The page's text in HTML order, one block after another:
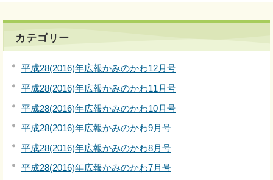
カテゴリー
平成28(2016)年広報かみのかわ12月号
平成28(2016)年広報かみのかわ11月号
平成28(2016)年広報かみのかわ10月号
平成28(2016)年広報かみのかわ9月号
平成28(2016)年広報かみのかわ8月号
平成28(2016)年広報かみのかわ7月号